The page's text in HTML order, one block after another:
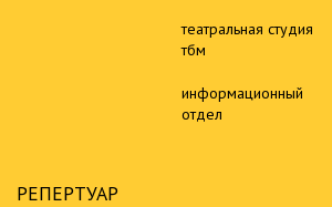
театральная студия
тбм
информационный
отдел
РЕПЕРТУАР